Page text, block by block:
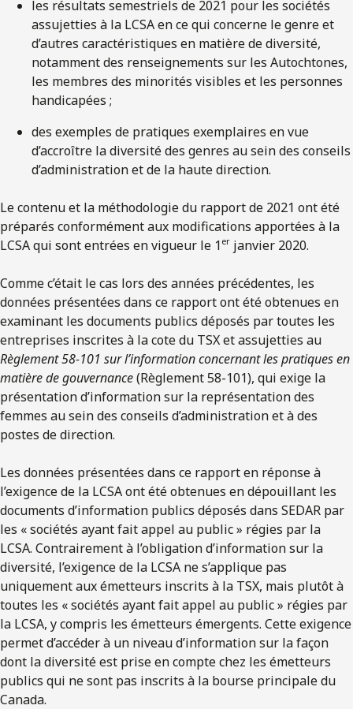
les résultats semestriels de 2021 pour les sociétés
assujetties à la LCSA en ce qui concerne le genre et
d’autres caractéristiques en matière de diversité,
notamment des renseignements sur les Autochtones,
les membres des minorités visibles et les personnes
handicapées ;
des exemples de pratiques exemplaires en vue
d’accroître la diversité des genres au sein des conseils
d’administration et de la haute direction.
Le contenu et la méthodologie du rapport de 2021 ont été
préparés conformément aux modifications apportées à la
LCSA qui sont entrées en vigueur le 1 er janvier 2020.
Comme c’était le cas lors des années précédentes, les
données présentées dans ce rapport ont été obtenues en
examinant les documents publics déposés par toutes les
entreprises inscrites à la cote du TSX et assujetties au
Règlement 58-101 sur l’information concernant les pratiques en
matière de gouvernance(Règlement 58-101), qui exige la
présentation d’information sur la représentation des
femmes au sein des conseils d’administration et à des
postes de direction.
Les données présentées dans ce rapport en réponse à
l’exigence de la LCSA ont été obtenues en dépouillant les
documents d’information publics déposés dans SEDAR par
les « sociétés ayant fait appel au public » régies par la
LCSA. Contrairement à l’obligation d’information sur la
diversité, l’exigence de la LCSA ne s’applique pas
uniquement aux émetteurs inscrits à la TSX, mais plutôt à
toutes les « sociétés ayant fait appel au public » régies par
la LCSA, y compris les émetteurs émergents. Cette exigence
permet d’accéder à un niveau d’information sur la façon
dont la diversité est prise en compte chez les émetteurs
publics qui ne sont pas inscrits à la bourse principale du
Canada.